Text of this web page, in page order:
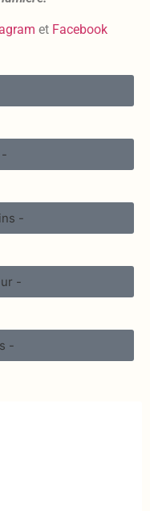
et Facebook
-
-
-